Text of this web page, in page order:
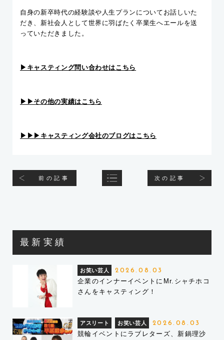
自身の新卒時代の経験談や人生プランについてお話しいた
だき、新社会人として世界に羽ばたく卒業生へエールを送
っていただきました。
▶︎キャスティング問い合わせはこちら
▶︎▶︎その他の実績はこちら
▶︎▶︎▶︎キャスティング会社のブログはこちら
前の記事 次の記事
最新実績
お笑い芸人 2026.08.03
企業のインナーイベントにMr.シャチホコ
さんをキャスティング！
アスリート お笑い芸人 2026.08.03
競輪イベントにラブレターズ、新鍋理沙